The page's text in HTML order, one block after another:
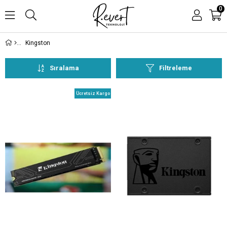
0
Kingston
Filtreleme
Sıralama
Ücretsiz Kargo